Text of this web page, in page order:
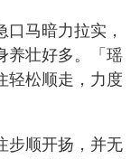
口马暗力拉实，
养壮好多。「瑶
轻松顺走，力度
步顺开扬，并无